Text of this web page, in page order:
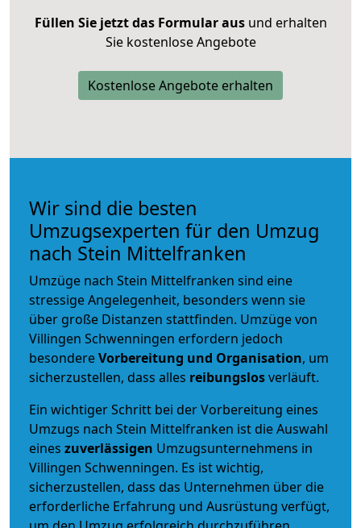
Füllen Sie jetzt das Formular ausund erhalten
Sie kostenlose Angebote
Kostenlose Angebote erhalten
Wir sind die besten
Umzugsexperten für den Umzug
nach Stein Mittelfranken
Umzüge nach Stein Mittelfranken sind eine
stressige Angelegenheit, besonders wenn sie
über große Distanzen stattfinden. Umzüge von
Villingen Schwenningen erfordern jedoch
besondereVorbereitung und Organisation, um
sicherzustellen, dass alles reibungslosverläuft.
Ein wichtiger Schritt bei der Vorbereitung eines
Umzugs nach Stein Mittelfranken ist die Auswahl
eines zuverlässigen Umzugsunternehmens in
Villingen Schwenningen. Es ist wichtig,
sicherzustellen, dass das Unternehmen über die
erforderliche Erfahrung und Ausrüstung verfügt,